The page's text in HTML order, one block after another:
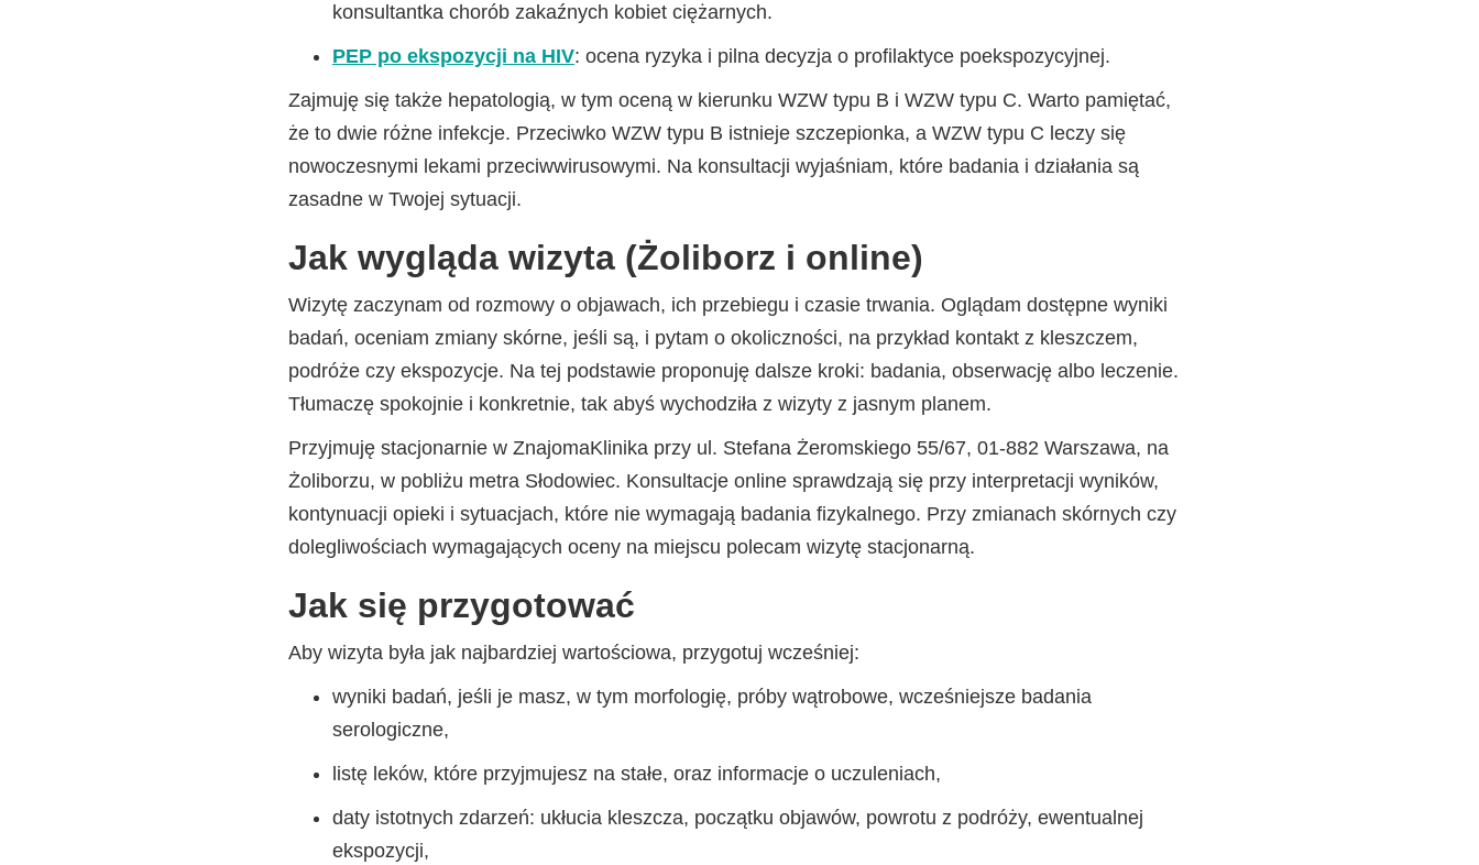
konsultantka chorób zakaźnych kobiet ciężarnych.
PEP po ekspozycji na HIV: ocena ryzyka i pilna decyzja o profilaktyce poekspozycyjnej.
Zajmuję się także hepatologią, w tym oceną w kierunku WZW typu B i WZW typu C. Warto pamiętać,
że to dwie różne infekcje. Przeciwko WZW typu B istnieje szczepionka, a WZW typu C leczy się
nowoczesnymi lekami przeciwwirusowymi. Na konsultacji wyjaśniam, które badania i działania są
zasadne w Twojej sytuacji.
Jak wygląda wizyta (Żoliborz i online)
Wizytę zaczynam od rozmowy o objawach, ich przebiegu i czasie trwania. Oglądam dostępne wyniki
badań, oceniam zmiany skórne, jeśli są, i pytam o okoliczności, na przykład kontakt z kleszczem,
podróże czy ekspozycje. Na tej podstawie proponuję dalsze kroki: badania, obserwację albo leczenie.
Tłumaczę spokojnie i konkretnie, tak abyś wychodziła z wizyty z jasnym planem.
Przyjmuję stacjonarnie w ZnajomaKlinika przy ul. Stefana Żeromskiego 55/67, 01-882 Warszawa, na
Żoliborzu, w pobliżu metra Słodowiec. Konsultacje online sprawdzają się przy interpretacji wyników,
kontynuacji opieki i sytuacjach, które nie wymagają badania fizykalnego. Przy zmianach skórnych czy
dolegliwościach wymagających oceny na miejscu polecam wizytę stacjonarną.
Jak się przygotować
Aby wizyta była jak najbardziej wartościowa, przygotuj wcześniej:
wyniki badań, jeśli je masz, w tym morfologię, próby wątrobowe, wcześniejsze badania
serologiczne,
listę leków, które przyjmujesz na stałe, oraz informacje o uczuleniach,
daty istotnych zdarzeń: ukłucia kleszcza, początku objawów, powrotu z podróży, ewentualnej
ekspozycji,